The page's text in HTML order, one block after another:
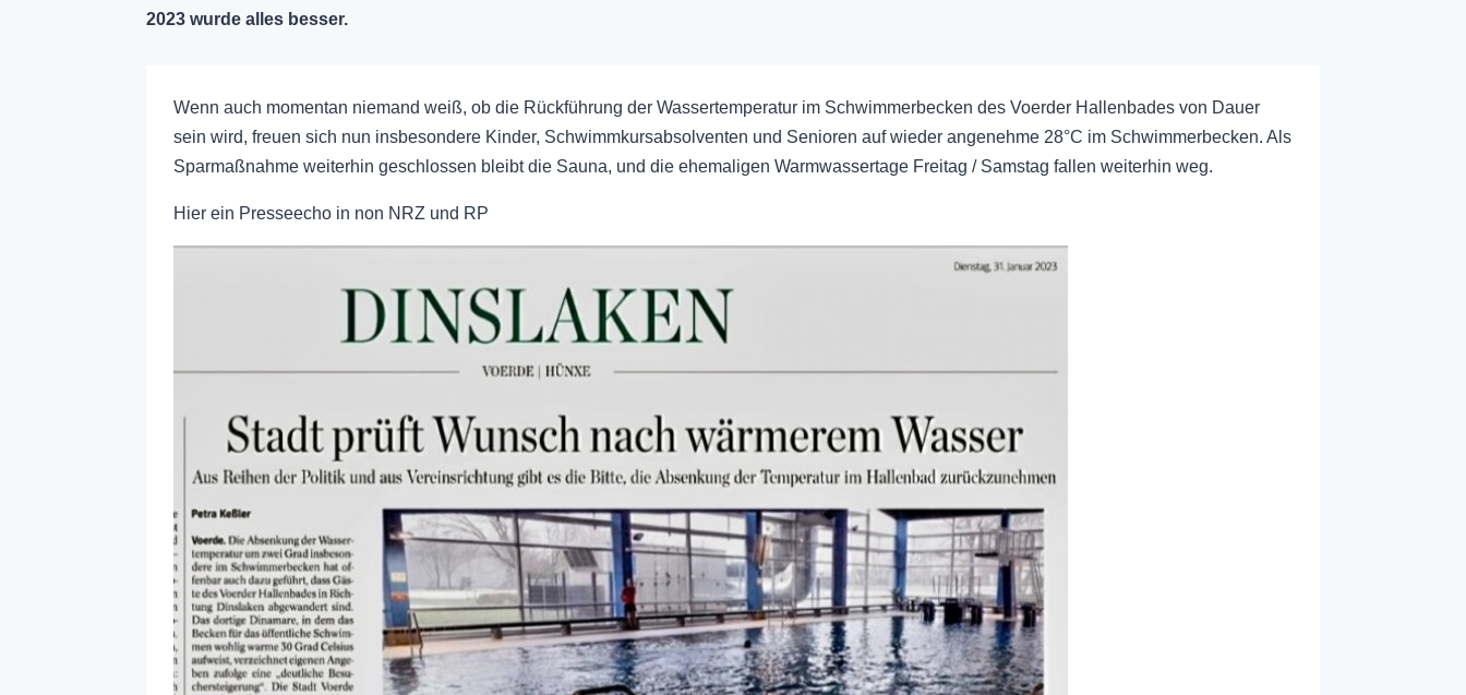
2023 wurde alles besser.
Wenn auch momentan niemand weiß, ob die Rückführung der Wassertemperatur im Schwimmerbecken des Voerder Hallenbades von Dauer
sein wird, freuen sich nun insbesondere Kinder, Schwimmkursabsolventen und Senioren auf wieder angenehme 28°C im Schwimmerbecken. Als
Sparmaßnahme weiterhin geschlossen bleibt die Sauna, und die ehemaligen Warmwassertage Freitag / Samstag fallen weiterhin weg.
Hier ein Presseecho in non NRZ und RP